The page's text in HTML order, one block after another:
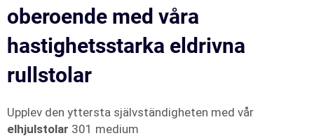
oberoende med våra
hastighetsstarka eldrivna
rullstolar
Upplev den yttersta självständigheten med vår
elhjulstolar 301 medium